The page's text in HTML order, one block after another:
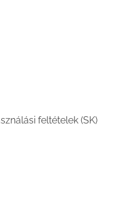
feltételek (SK)